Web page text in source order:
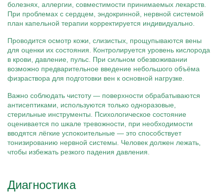
болезнях, аллергии, совместимости принимаемых лекарств.
При проблемах с сердцем, эндокринной, нервной системой
план капельной терапии корректируется индивидуально.
Проводится осмотр кожи, слизистых, прощупываются вены
для оценки их состояния. Контролируется уровень кислорода
в крови, давление, пульс. При сильном обезвоживании
возможно предварительное введение небольшого объёма
физраствора для подготовки вен к основной нагрузке.
Важно соблюдать чистоту — поверхности обрабатываются
антисептиками, используются только одноразовые,
стерильные инструменты. Психологическое состояние
оценивается по шкале тревожности, при необходимости
вводятся лёгкие успокоительные — это способствует
тонизированию нервной системы. Человек должен лежать,
чтобы избежать резкого падения давления.
Диагностика